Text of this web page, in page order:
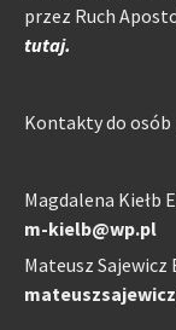
przez Ruch
tutaj.
Kontakty do osób
Magdalena Kiełb
m-kielb@wp.pl
Mateusz Sajewicz